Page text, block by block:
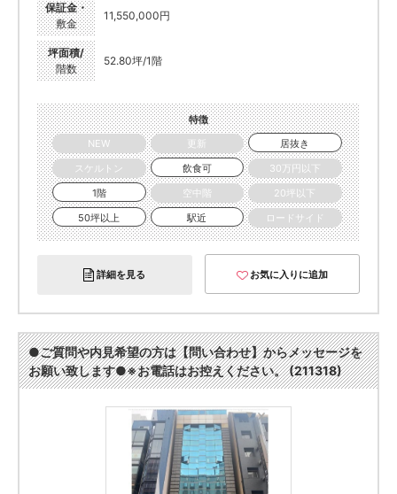
保証金・
敷金
11,550,000円
坪面積/
階数
52.80坪/1階
特徴
NEW
更新
居抜き
スケルトン
飲食可
30万円以下
1階
空中階
20坪以下
50坪以上
駅近 ロードサイド
詳細を見る お気に入りに追加
●ご質問や内見希望の方は【問い合わせ】からメッセージを
お願い致します●※お電話はお控えください。 (211318)